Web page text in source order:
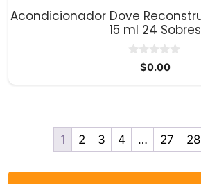
Acondicionador Dove
15 ml 24 Sobres
$0.00
1 2 3 4 … 27 28